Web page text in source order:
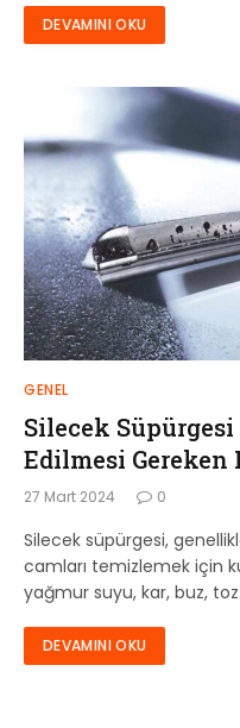
DEVAMINI OKU
GENEL
Silecek
Edilmesi
27 Mart 2024 0
Silecek süpürgesi,
camları temizlemek için
yağmur suyu, kar, buz,
DEVAMINI OKU